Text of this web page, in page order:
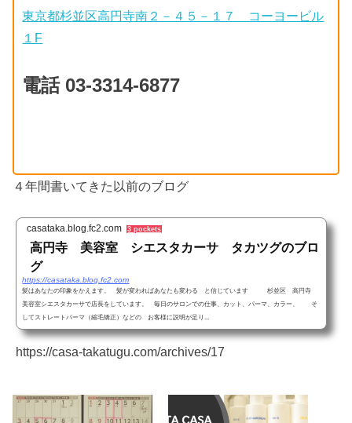
東京都杉並区高円寺南２－４５－１７ コーヨービル
１F
電話 03-3314-6877
４年間書いてきた以前のブログ
casataka.blog.fc2.com 3 pockets
高円寺 美容室 シエスタカーサ タカツグのブロ
グ
https://casataka.blog.fc2.com
髪はあなたの印象をかえます。 髪が変わればあなたも変わる と信じています 杉並区 高円寺
美容室シエスタカーサで店長をしています。 毎日のサロンでの仕事、カット、パーマ、カラー、 そ
してストレートパーマ（縮毛矯正）などの お客様に説明が足り...
https://casa-takatugu.com/archives/17